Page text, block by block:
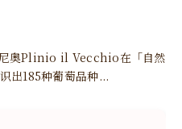
尼奥Plinio il Vecchio在「自然
出185种葡萄品种...